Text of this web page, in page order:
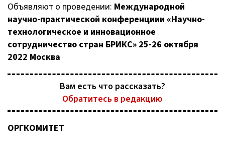
Объявляют о проведении: Международной
научно-практической конференциии «Научно-
технологическое и инновационное
сотрудничество стран БРИКС» 25-26 октября
2022 Москва
ОРГКОМИТЕТ
Вам есть что рассказать?
Обратитесь в редакцию